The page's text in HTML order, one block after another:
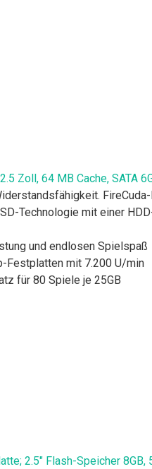
Zoll, 64 MB Cache, SATA
Technologie mit einer
und endlosen Spielspaß
Festplatten mit 7.200 U/min
für 80 Spiele je 25GB
2.5" Flash-Speicher